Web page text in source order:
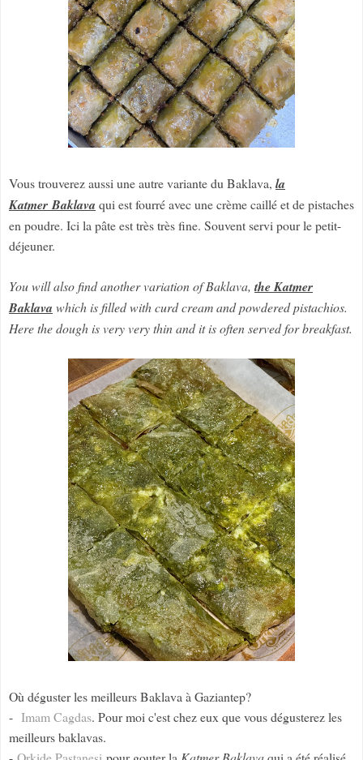
Vous trouverez aussi une autre variante du Baklava, la
Katmer Baklava qui est fourré avec une crème caillé et de pistaches
en poudre. Ici la pâte est très très fine. Souvent servi pour le petit-
déjeuner.
You will also find another variation of Baklava, the Katmer
Baklava which is filled with curd cream and powdered pistachios.
Here the dough is very very thin and it is often served for breakfast.
Où déguster les meilleurs Baklava à Gaziantep?
- Imam Cagdas. Pour moi c'est chez eux que vous dégusterez les
meilleurs baklavas.